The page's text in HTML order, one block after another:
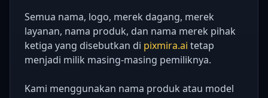
Semua nama, logo, merek dagang, merek
layanan, nama produk, dan nama merek pihak
ketiga yang disebutkan di pixmira.ai tetap
menjadi milik masing-masing pemiliknya.
Kami menggunakan nama produk atau model